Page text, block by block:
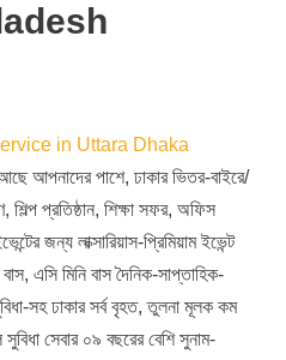
in Uttara Dhaka
আপনাদের পাশে, ঢাকার ভিতর-বাইরে/
শিল্প প্রতিষ্ঠান, শিক্ষা সফর, অফিস
জন্য লাক্সারিয়াস-প্রিমিয়াম ইভেন্ট
এসি মিনি বাস দৈনিক-সাপ্তাহিক-
সহ ঢাকার সর্ব বৃহত, তুলনা মূলক কম
সেবার ০৯ বছরের বেশি সুনাম-